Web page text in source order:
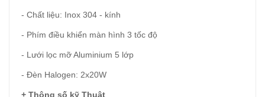
- Chất liệu: Inox 304 - kính
- Phím điều khiển màn hình 3 tốc độ
- Lưới lọc mỡ Aluminium 5 lớp
- Đèn Halogen: 2x20W
+ Thông số kỹ Thuật